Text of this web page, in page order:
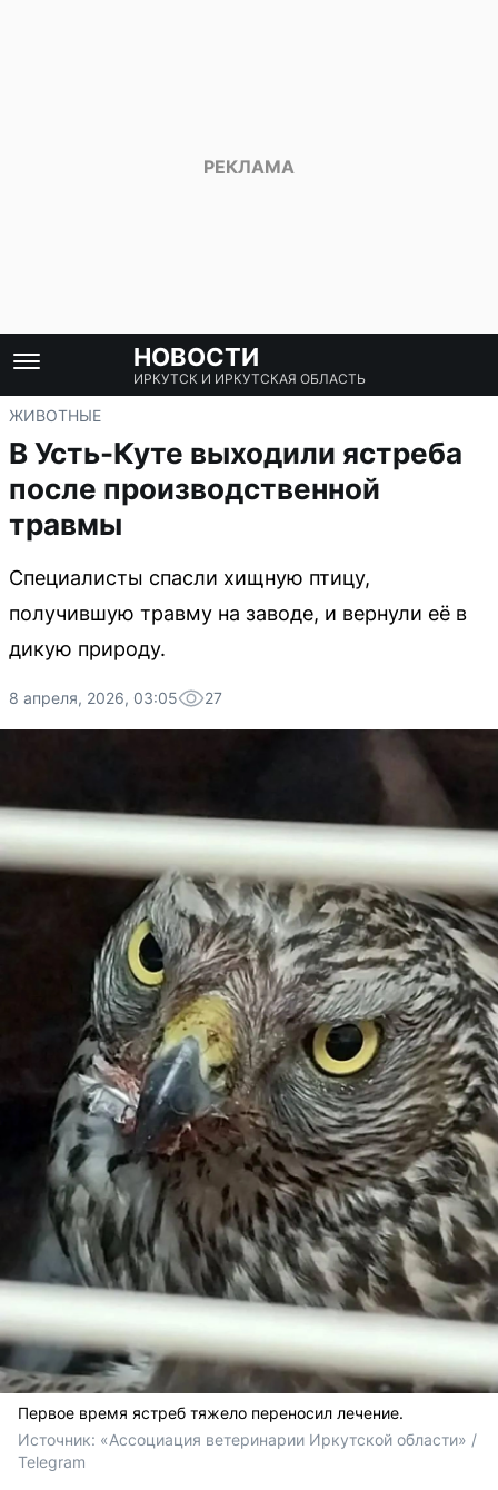
НОВОСТИ
ИРКУТСК И ИРКУТСКАЯ ОБЛАСТЬ
ЖИВОТНЫЕ
В Усть-Куте выходили ястреба
после производственной
травмы
Специалисты спасли хищную птицу,
получившую травму на заводе, и вернули её в
дикую природу.
8 апреля, 2026, 03:05 27
Первое время ястреб тяжело переносил лечение.
Источник: «Ассоциация ветеринарии Иркутской области» /
Telegram